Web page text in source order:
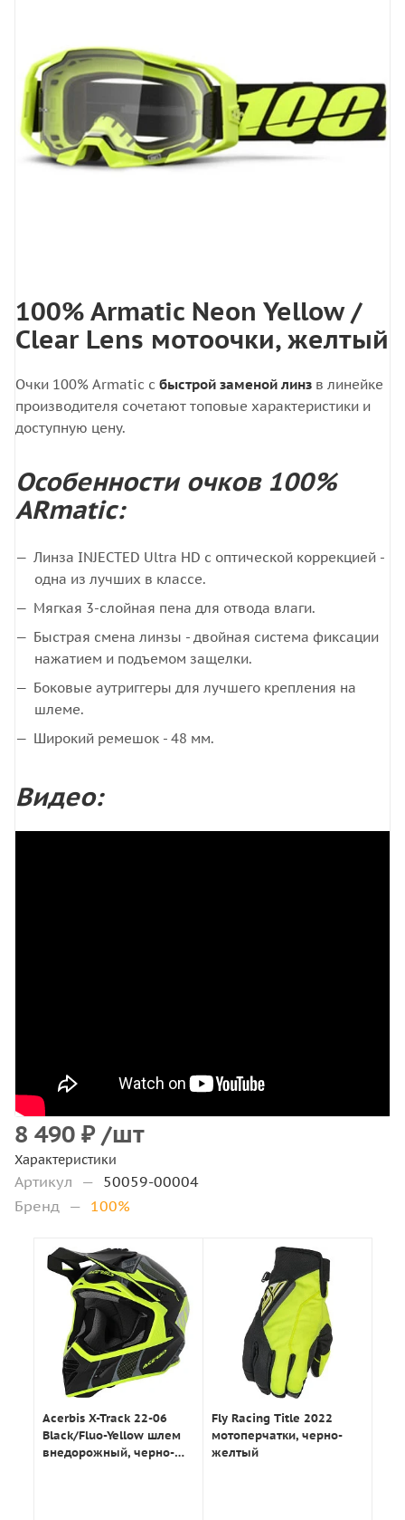
100% Armatic Neon Yellow /
Clear Lens мотоочки, желтый
Очки 100% Armatic с быстрой заменой линз в линейке
производителя сочетают топовые характеристики и
доступную цену.
Особенности очков 100%
ARmatic:
Линза INJECTED Ultra HD с оптической коррекцией -
одна из лучших в классе.
Мягкая 3-слойная пена для отвода влаги.
Быстрая смена линзы - двойная система фиксации
нажатием и подъемом защелки.
Боковые аутриггеры для лучшего крепления на
шлеме.
Широкий ремешок - 48 мм.
Видео:
8 490 ₽ /шт
Характеристики
Артикул — 50059-00004
Бренд — 100%
Acerbis X-Track 22-06
Black/Fluo-Yellow шлем
внедорожный, черно-
Fly Racing Title 2022
мотоперчатки, черно-
желтый